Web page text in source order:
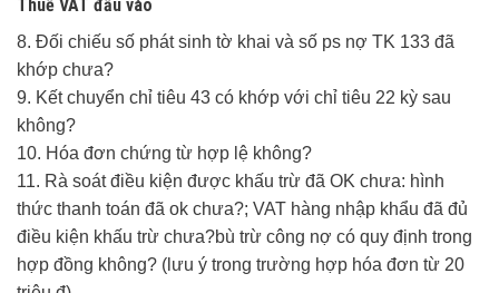
Thuế VAT đầu vào
8. Đối chiếu số phát sinh tờ khai và số ps nợ TK 133 đã
khớp chưa?
9. Kết chuyển chỉ tiêu 43 có khớp với chỉ tiêu 22 kỳ sau
không?
10. Hóa đơn chứng từ hợp lệ không?
11. Rà soát điều kiện được khấu trừ đã OK chưa: hình
thức thanh toán đã ok chưa?; VAT hàng nhập khẩu đã đủ
điều kiện khấu trừ chưa?bù trừ công nợ có quy định trong
hợp đồng không? (lưu ý trong trường hợp hóa đơn từ 20